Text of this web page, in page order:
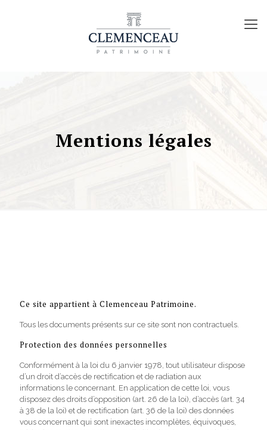
Mentions légales
Ce site appartient à Clemenceau Patrimoine.
Tous les documents présents sur ce site sont non contractuels.
Protection des données personnelles
Conformément à la loi du 6 janvier 1978, tout utilisateur dispose
d’un droit d’accès de rectification et de radiation aux
informations le concernant. En application de cette loi, vous
disposez des droits d’opposition (art. 26 de la loi), d’accès (art. 34
à 38 de la loi) et de rectification (art. 36 de la loi) des données
vous concernant qui sont inexactes incomplètes, équivoques,